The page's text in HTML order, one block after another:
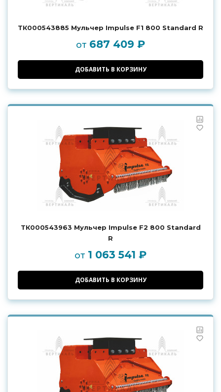
ТК000543885 Мульчер Impulse F1 800 Standard R
от 687 409 ₽
ДОБАВИТЬ В КОРЗИНУ
ТК000543963 Мульчер Impulse F2 800 Standard
R
от 1 063 541 ₽
ДОБАВИТЬ В КОРЗИНУ